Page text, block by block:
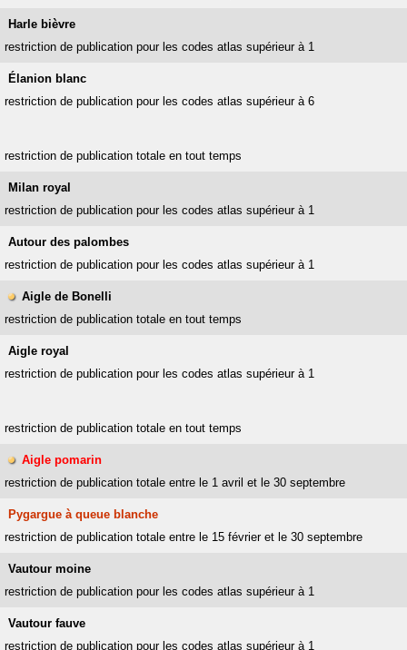
Harle bièvre
restriction de publication pour les codes atlas supérieur à 1
Élanion blanc
restriction de publication pour les codes atlas supérieur à 6
restriction de publication totale en tout temps
Milan royal
restriction de publication pour les codes atlas supérieur à 1
Autour des palombes
restriction de publication pour les codes atlas supérieur à 1
Aigle de Bonelli
restriction de publication totale en tout temps
Aigle royal
restriction de publication pour les codes atlas supérieur à 1
restriction de publication totale en tout temps
Aigle pomarin
restriction de publication totale entre le 1 avril et le 30 septembre
Pygargue à queue blanche
restriction de publication totale entre le 15 février et le 30 septembre
Vautour moine
restriction de publication pour les codes atlas supérieur à 1
Vautour fauve
restriction de publication pour les codes atlas supérieur à 1